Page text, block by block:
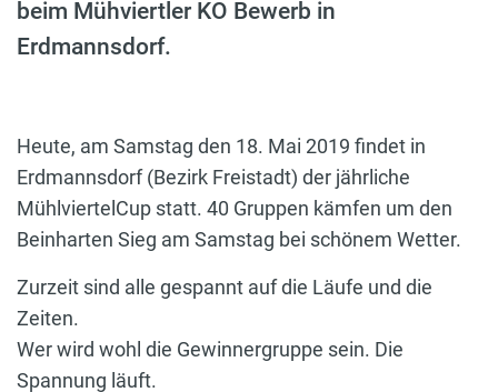
beim Mühviertler KO Bewerb in
Erdmannsdorf.
Heute, am Samstag den 18. Mai 2019 findet in
Erdmannsdorf (Bezirk Freistadt) der jährliche
MühlviertelCup statt. 40 Gruppen kämfen um den
Beinharten Sieg am Samstag bei schönem Wetter.
Zurzeit sind alle gespannt auf die Läufe und die
Zeiten.
Wer wird wohl die Gewinnergruppe sein. Die
Spannung läuft.